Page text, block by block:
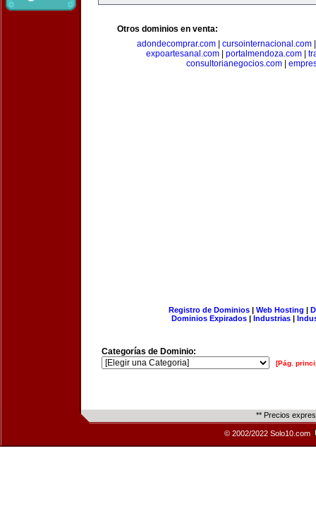
Otros dominios en venta:
adondecomprar.com| cursointernacional.com
expoartesanal.com| portalmendoza.com|
consultorianegocios.com
Registro de Dominios| Web Hosting |
Dominios Expirados | Industrias |
Categorías de Dominio:
[Pág.
** Precios
© 2002/2022 Solo10.com